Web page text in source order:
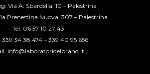
Via A. Sbardella, 10 – Palestrina
Prenestina Nuova, 307 – Palestrina
Tel. 06 57 10 27 43
339 34 38 474 – 339 40 95 656
info@laboratoridelbrand.it